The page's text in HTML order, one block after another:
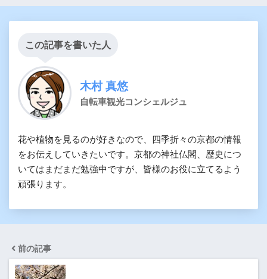
この記事を書いた人
木村 真悠
自転車観光コンシェルジュ
花や植物を見るのが好きなので、四季折々の京都の情報
をお伝えしていきたいです。京都の神社仏閣、歴史につ
いてはまだまだ勉強中ですが、皆様のお役に立てるよう
頑張ります。
前の記事